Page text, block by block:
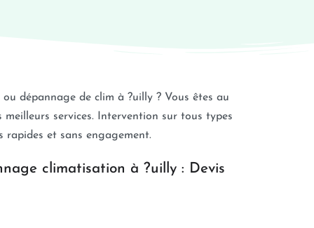
dépannage de clim à ?uilly ? Vous êtes au
services. Intervention sur tous types
rapides et sans engagement.
climatisation à ?uilly : Devis